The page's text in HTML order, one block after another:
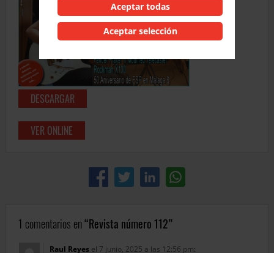
DESCARGAR
VER ONLINE
1 comentarios en Revista número 112
Raul Reyes el 7 junio, 2025 a las 12:56 pm:
Aceptar todas
Aceptar selección